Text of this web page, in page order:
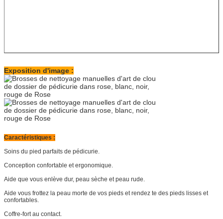
Exposition d'image :
Caractéristiques :
Soins du pied parfaits de pédicurie.
Conception confortable et ergonomique.
Aide que vous enlève dur, peau sèche et peau rude.
Aide vous frottez la peau morte de vos pieds et rendez te des pieds lisses et
confortables.
Coffre-fort au contact.